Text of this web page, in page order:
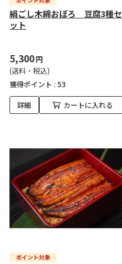
絹ごし木綿おぼろ 豆腐3種セ
ット
5,300円
(送料・税込)
獲得ポイント : 53
詳細 カートに入れる